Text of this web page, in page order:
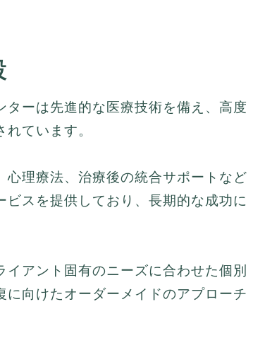
ターは先進的な医療技術を備え、高度
ています。
心理療法、治療後の統合サポートなど
ビスを提供しており、長期的な成功に
アント固有のニーズに合わせた個別
に向けたオーダーメイドのアプローチ